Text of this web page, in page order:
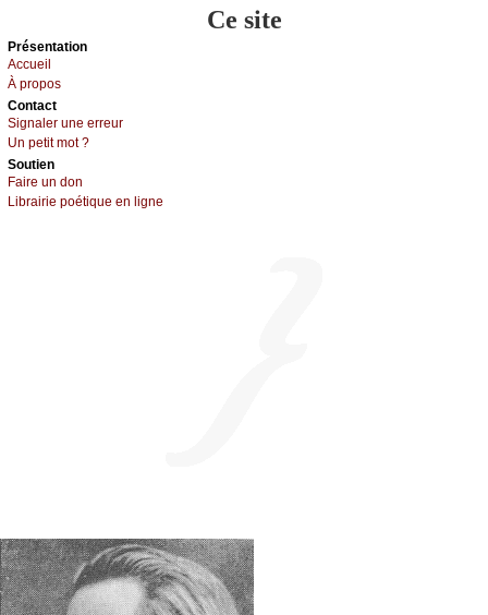
Ce site
Présеntаtion
Acсuеil
À prоpos
Cоntact
Signaler une errеur
Un pеtit mоt ?
Sоutien
Fаirе un dоn
Librairiе pоétique en lignе